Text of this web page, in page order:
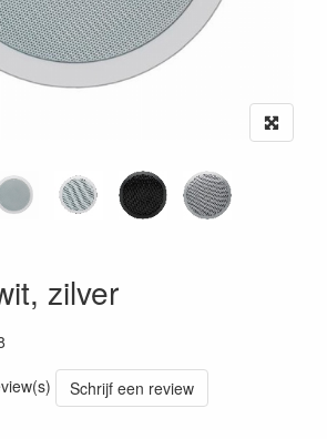
zilver
Schrijf een review